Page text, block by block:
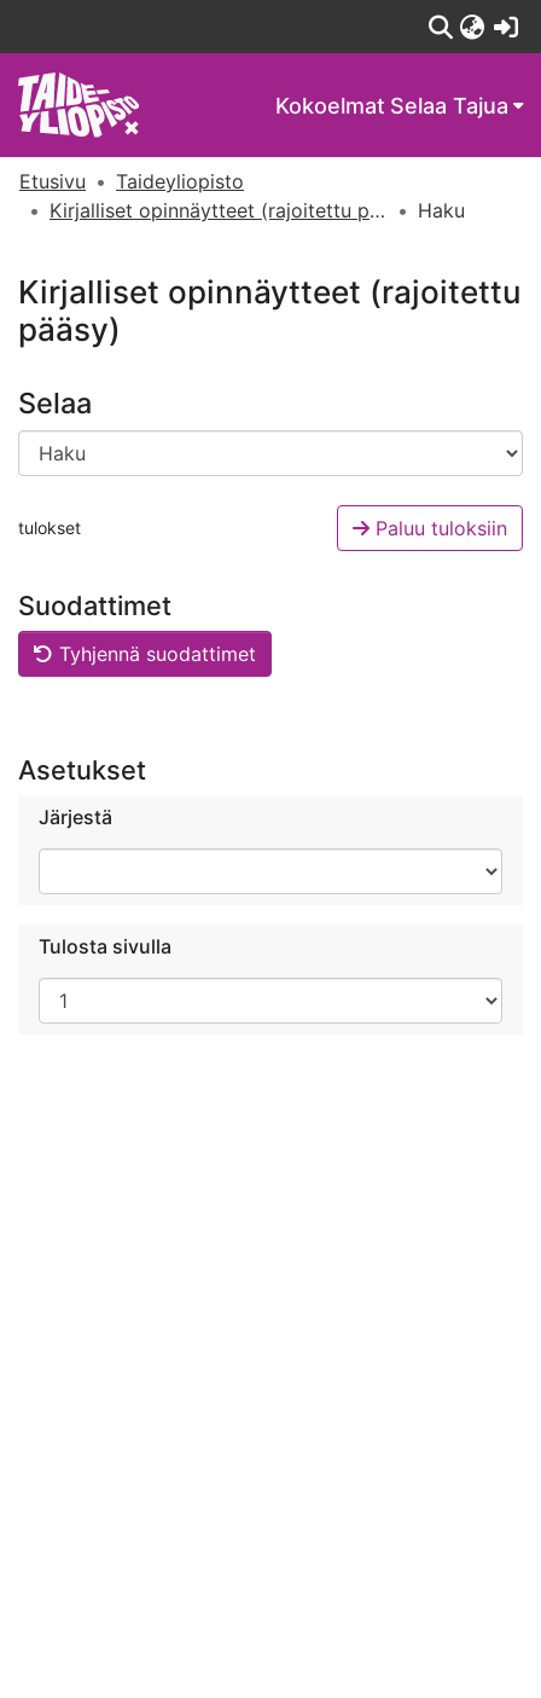
Kokoelmat Selaa Tajua
Etusivu
Taideyliopisto
Kirjalliset opinnäytteet (rajoitettu pääsy)
Haku
Kirjalliset opinnäytteet (rajoitettu
pääsy)
Selaa
tulokset Paluu tuloksiin
Suodattimet
Tyhjennä suodattimet
Asetukset
Järjestä
Tulosta sivulla